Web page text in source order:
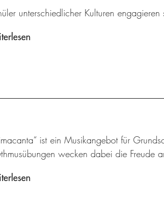
unterschiedlicher Kulturen
ist ein Musikangebot für
wecken dabei die Freude